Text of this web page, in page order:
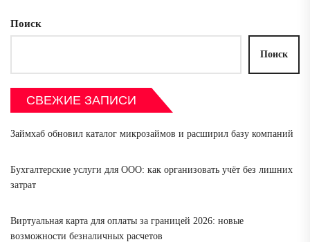
Поиск
Поиск
СВЕЖИЕ ЗАПИСИ
Займхаб обновил каталог микрозаймов и расширил базу компаний
Бухгалтерские услуги для ООО: как организовать учёт без лишних
затрат
Виртуальная карта для оплаты за границей 2026: новые
возможности безналичных расчетов